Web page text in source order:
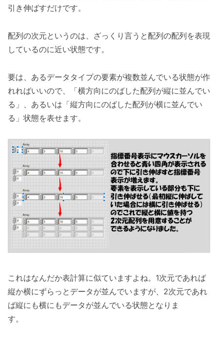
引き伸ばすだけです。
配列の次元というのは、ざっくり言うと配列の配列を表現
しているのに近い状態です。
要は、あるデータタイプの要素が複数並んでいる状態が作
れればいいので、「横方向にのばした配列が縦に並んでい
る」、あるいは「縦方向にのばした配列が横に並んでい
る」状態を表せます。
これはなんだか表計算に似ていますよね。1次元であれば
縦か横にずらっとデータが並んでいますが、2次元であれ
ば縦にも横にもデータが並んでいる状態となりま
す。